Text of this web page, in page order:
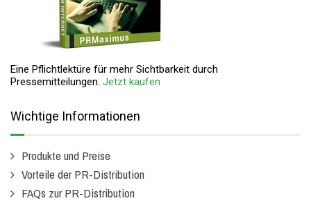
Eine Pflichtlektüre für mehr Sichtbarkeit durch
Pressemitteilungen. Jetzt kaufen
Wichtige Informationen
Produkte und Preise
Vorteile der PR-Distribution
FAQs zur PR-Distribution